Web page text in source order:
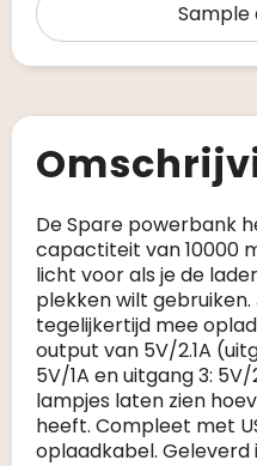
Sample
De Spare powerbank
capactiteit van 10000
licht voor als je de
plekken wilt
tegelijkertijd mee
output van 5V/2.1A
5V/1A en uitgang 3:
lampjes laten zien
heeft. Compleet met
oplaadkabel. Geleverd